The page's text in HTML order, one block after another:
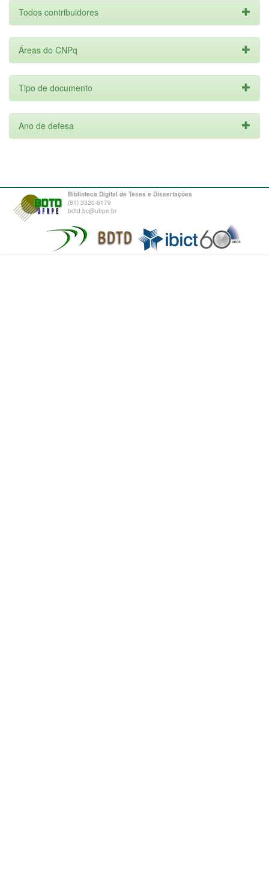
Todos contribuidores
Áreas do CNPq
Tipo de documento
Ano de defesa
Biblioteca Digital de Teses e Dissertações
(81) 3320-6179
bdtd.bc@ufrpe.br